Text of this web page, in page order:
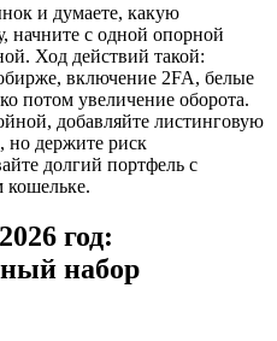
и думаете, какую
начните с одной опорной
Ход действий такой:
включение 2FA, белые
потом увеличение оборота.
добавляйте листинговую
но держите риск
долгий портфель с
год:
набор